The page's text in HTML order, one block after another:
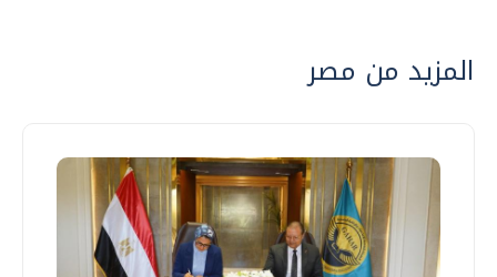
المزيد من مصر